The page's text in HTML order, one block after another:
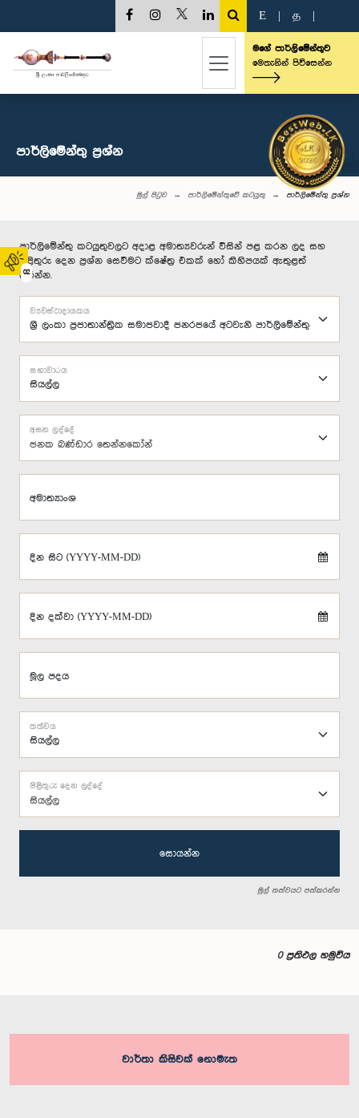
02
E த
මගේ පාර්ලිමේන්තුව
මෙතැනින් පිවිසෙන්න
පාර්ලි‌මේන්තු‌ ප්‍රශ්න
මුල් පිටුව පාර්ලිමේන්තුවේ කටයුතු පාර්ලි‌මේන්තු‌ ප්‍රශ්න
පාර්ලිමේන්තු කටයුතුවලට අදාළ අමාත්‍යවරුන් විසින් පළ කරන ලද සහ
පිළිතුරු දෙන ප්‍රශ්න සෙවීමට ක්ෂේත්‍ර එකක් හෝ කිහිපයක් ඇතුළත්
කරන්න.
ව්‍යවස්ථාදායකය
සභාවාරය
ජනක බණ්ඩාර තෙන්නකෝන්
අසන ලද්දේ
අමාත්‍යාංශ
දින සිට (YYYY-MM-DD)
දින දක්වා (YYYY-MM-DD)
මූල පදය
තත්වය
සියල්ල
පිළිතුරු දෙන ලද්දේ
සොයන්න
මුල් තත්වයට පත්කරන්න
0 ප්‍රතිඵල හමුවිය
වාර්තා කිසිවක් නොමැත